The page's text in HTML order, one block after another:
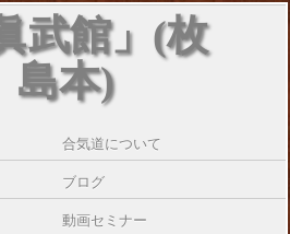
武館」(枚
島本)
合気道について
ブログ
動画セミナー